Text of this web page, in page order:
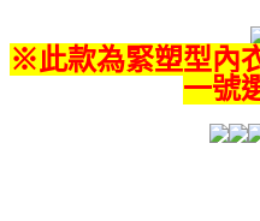
【注意事項】
１．透過由恩沛科技股份有限公司
易，需依本服務之必要範圍內提供
權轉讓予恩沛科技股份有限公司。
２．關於個人資料處理事宜，請瀏
宅配
每筆NT$80，滿NT$1,500(含以
※此款為緊塑型內
一號